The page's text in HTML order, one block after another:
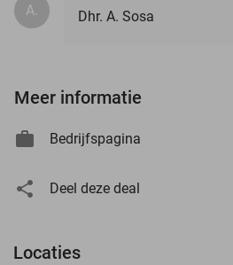
A. Dhr. A. Sosa
Meer informatie
Bedrijfspagina
Deel deze deal
Locaties